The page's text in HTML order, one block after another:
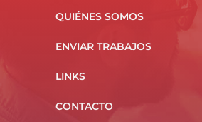
QUIÉNES SOMOS
ENVIAR TRABAJOS
LINKS
CONTACTO